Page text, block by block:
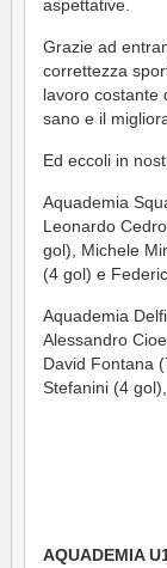
aspettative.
Grazie ad
correttezza
lavoro costante
sano e il
Ed eccoli in
Aquademia
Leonardo
gol), Michele
(4 gol) e
Aquademia
Alessandro
David Fontana
Stefanini (4
AQUADEMIA